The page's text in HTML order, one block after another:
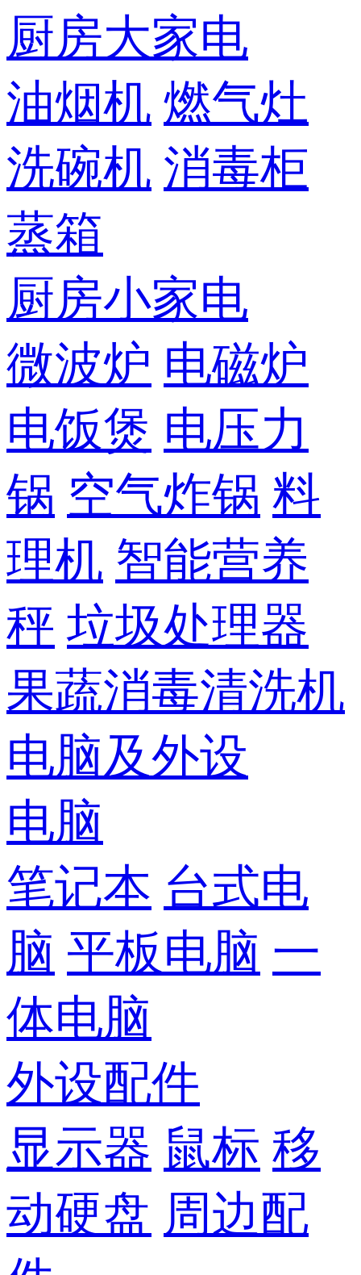
厨房大家电
油烟机 燃气灶
洗碗机 消毒柜
蒸箱
厨房小家电
微波炉 电磁炉
电饭煲 电压力
锅 空气炸锅 料
理机 智能营养
秤 垃圾处理器
果蔬消毒清洗机
电脑及外设
电脑
笔记本 台式电
脑 平板电脑 一
体电脑
外设配件
显示器 鼠标 移
动硬盘 周边配